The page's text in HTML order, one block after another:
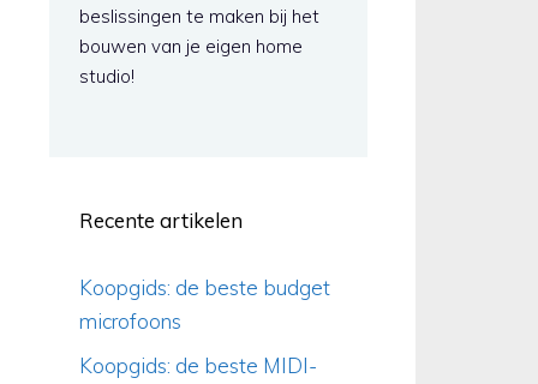
beslissingen te maken bij het
bouwen van je eigen home
studio!
Recente artikelen
Koopgids: de beste budget
microfoons
Koopgids: de beste MIDI-